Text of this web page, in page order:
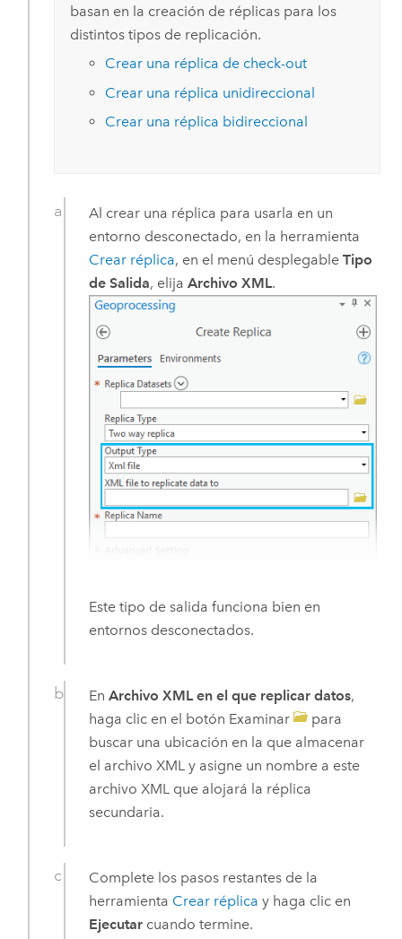
basan en la creación de réplicas para los
distintos tipos de replicación.
Crear una réplica de check-out
Crear una réplica unidireccional
Crear una réplica bidireccional
Al crear una réplica para usarla en un
entorno desconectado, en la herramienta
Crear réplica, en el menú desplegableTipo
de Salida, elijaArchivo XML.
Este tipo de salida funciona bien en
entornos desconectados.
EnArchivo XML en el que replicar datos,
haga clic en el botón Examinar
para
buscar una ubicación en la que almacenar
el archivo XML y asigne un nombre a este
archivo XML que alojará la réplica
secundaria.
Complete los pasos restantes de la
herramienta Crear réplica y haga clic en
Ejecutar cuando termine.